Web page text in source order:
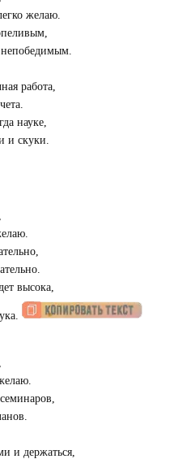
желаю.
работа,
науке,
и скуки.
высока,
и держаться,